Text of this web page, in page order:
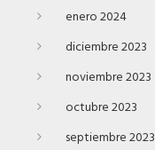
enero 2024
diciembre 2023
noviembre 2023
octubre 2023
septiembre 2023